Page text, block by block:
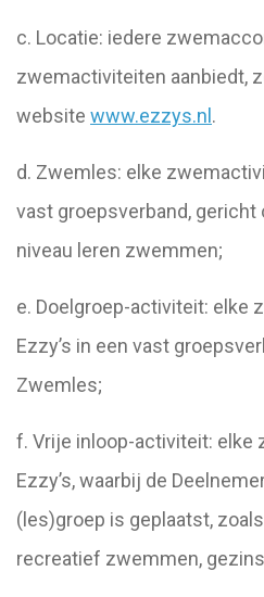
c. Locatie: iedere
zwemactiviteiten aanbiedt,
website www.ezzys.nl.
d. Zwemles: elke
vast groepsverband, gericht
niveau leren zwemmen;
e. Doelgroep-activiteit: elke
Ezzy’s in een vast
Zwemles;
f. Vrije inloop-activiteit: elke
Ezzy’s, waarbij de
(les)groep is geplaatst,
recreatief zwemmen,